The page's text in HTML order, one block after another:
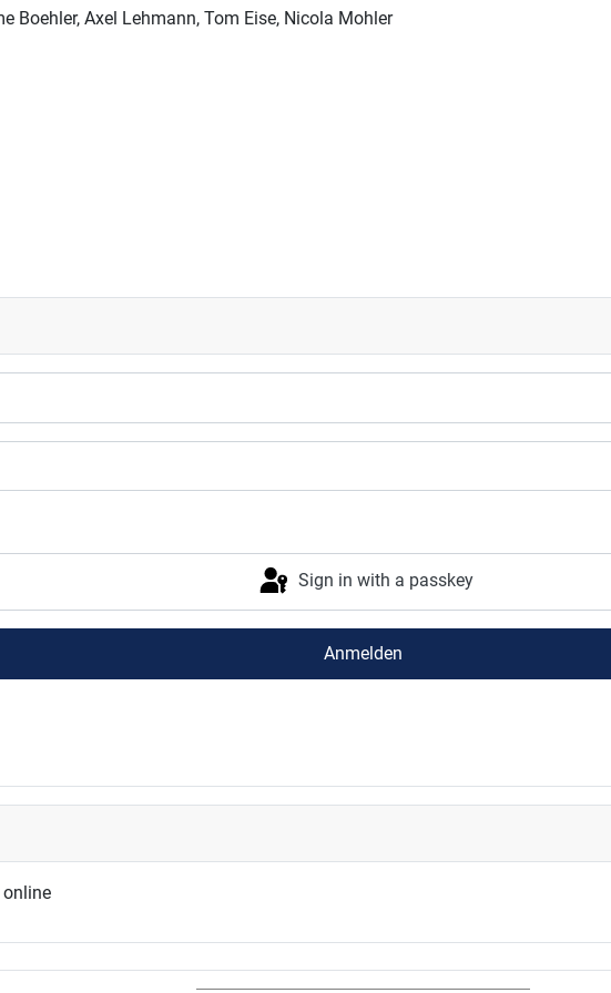
Boehler, Axel Lehmann, Tom Eise, Nicola Mohler
- DJK 5:5; TTV Ettlingen - DJK 4:6
Sign in with a passkey
Anmelden